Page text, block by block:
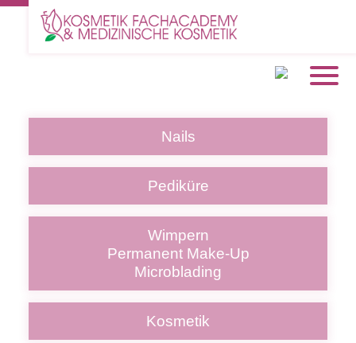
Nails
Pediküre
Wimpern
Permanent Make-Up
Microblading
Kosmetik